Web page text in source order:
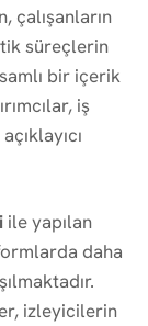
çalışanların
süreçlerin
bir içerik
iş
ile yapılan
daha
izleyicilerin